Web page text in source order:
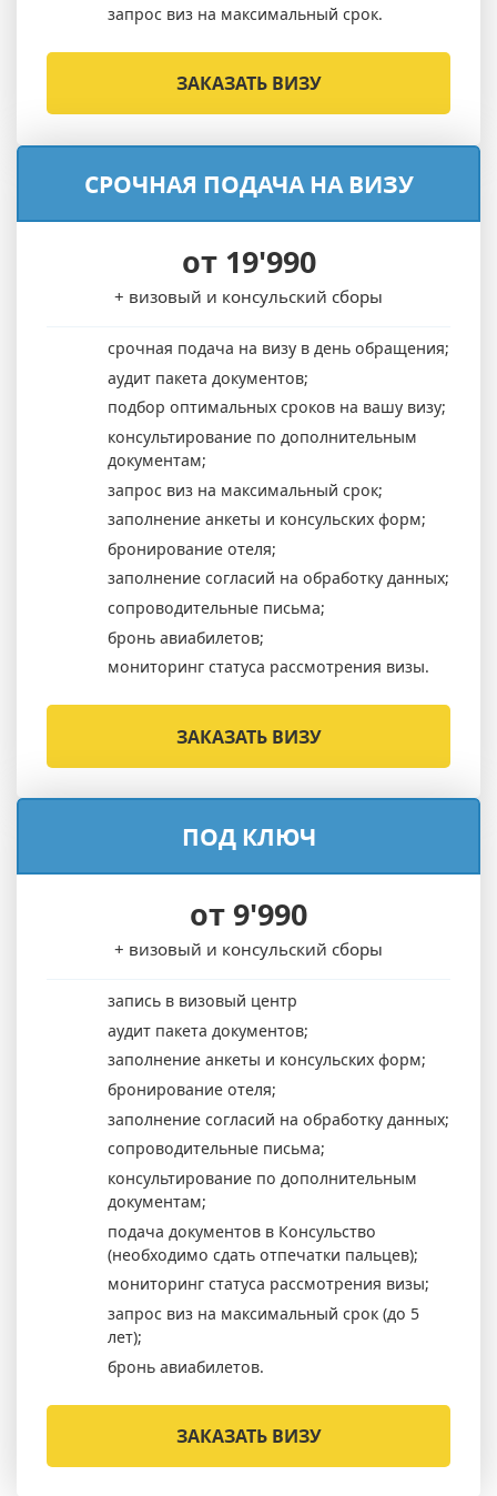
запрос виз на максимальный срок.
ЗАКАЗАТЬ ВИЗУ
СРОЧНАЯ ПОДАЧА НА ВИЗУ
от 19'990
+ визовый и консульский сборы
срочная подача на визу в день обращения;
аудит пакета документов;
подбор оптимальных сроков на вашу визу;
консультирование по дополнительным
документам;
запрос виз на максимальный срок;
заполнение анкеты и консульских форм;
бронирование отеля;
заполнение согласий на обработку данных;
сопроводительные письма;
бронь авиабилетов;
мониторинг статуса рассмотрения визы.
ЗАКАЗАТЬ ВИЗУ
ПОД КЛЮЧ
от 9'990
+ визовый и консульский сборы
запись в визовый центр
аудит пакета документов;
заполнение анкеты и консульских форм;
бронирование отеля;
заполнение согласий на обработку данных;
сопроводительные письма;
консультирование по дополнительным
документам;
подача документов в Консульство
(необходимо сдать отпечатки пальцев);
мониторинг статуса рассмотрения визы;
запрос виз на максимальный срок (до 5
лет);
бронь авиабилетов.
ЗАКАЗАТЬ ВИЗУ